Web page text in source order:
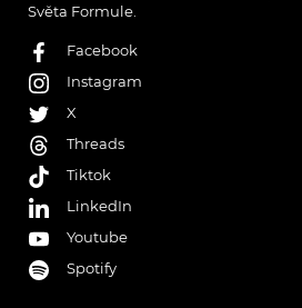
Světa Formule.
Facebook
Instagram
X
Threads
Tiktok
LinkedIn
Youtube
Spotify